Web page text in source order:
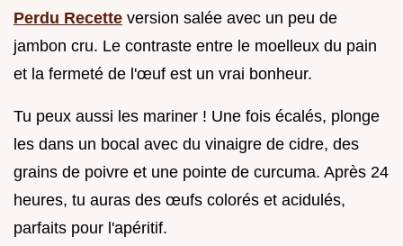
Perdu Recette version salée avec un peu de
jambon cru. Le contraste entre le moelleux du pain
et la fermeté de l'œuf est un vrai bonheur.
Tu peux aussi les mariner ! Une fois écalés, plonge
les dans un bocal avec du vinaigre de cidre, des
grains de poivre et une pointe de curcuma. Après 24
heures, tu auras des œufs colorés et acidulés,
parfaits pour l'apéritif.